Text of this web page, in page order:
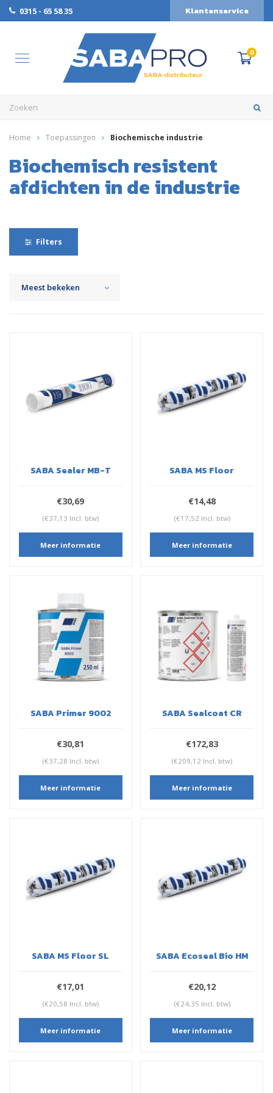
0315 - 65 58 35 Klantenservice
0
Home Toepassingen Biochemische industrie
Biochemisch resistent
afdichten in de industrie
Filters
Meest bekeken
SABA Sealer MB-T
€30,69
(€37,13 Incl. btw)
Meer informatie
SABA MS Floor
€14,48
(€17,52 Incl. btw)
Meer informatie
SABA Primer 9002
€30,81
(€37,28 Incl. btw)
Meer informatie
SABA Sealcoat CR
€172,83
(€209,12 Incl. btw)
Meer informatie
SABA MS Floor SL
€17,01
(€20,58 Incl. btw)
Meer informatie
SABA Ecoseal Bio HM
€20,12
(€24,35 Incl. btw)
Meer informatie